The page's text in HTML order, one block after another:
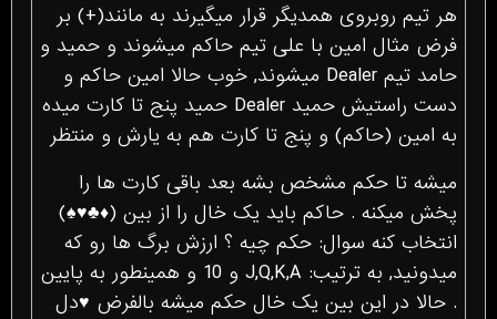
هر تیم روبروی همدیگر قرار میگیرند به مانند(+) بر
فرض مثال امین با علی تیم حاکم میشوند و حمید و
حامد تیم Dealer میشوند, خوب حالا امین حاکم و
دست راستیش حمید Dealer حمید پنج تا کارت میده
به امین (حاکم) و پنج تا کارت هم به یارش و منتظر
میشه تا حکم مشخص بشه بعد باقی کارت ها را
پخش میکنه . حاکم باید یک خال را از بین (♦♣♥‏♠)
انتخاب کنه سوال: حکم چیه ؟ ارزش برگ ها رو که
میدونید, به ترتیب: J,Q,K,A و 10 و همینطور به پایین
. حالا در این بین یک خال حکم میشه بالفرض ♥دل